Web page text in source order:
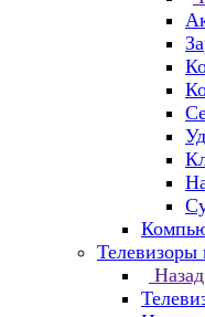
Телевизоры
Назад